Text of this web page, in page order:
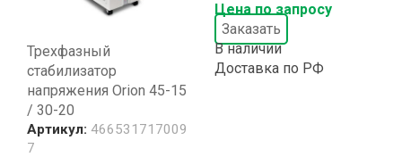
Трехфазный
стабилизатор
напряжения Orion 45-15
/ 30-20
Артикул: 466531717009
7
Цена по запросу
Заказать
В наличии
Доставка по РФ